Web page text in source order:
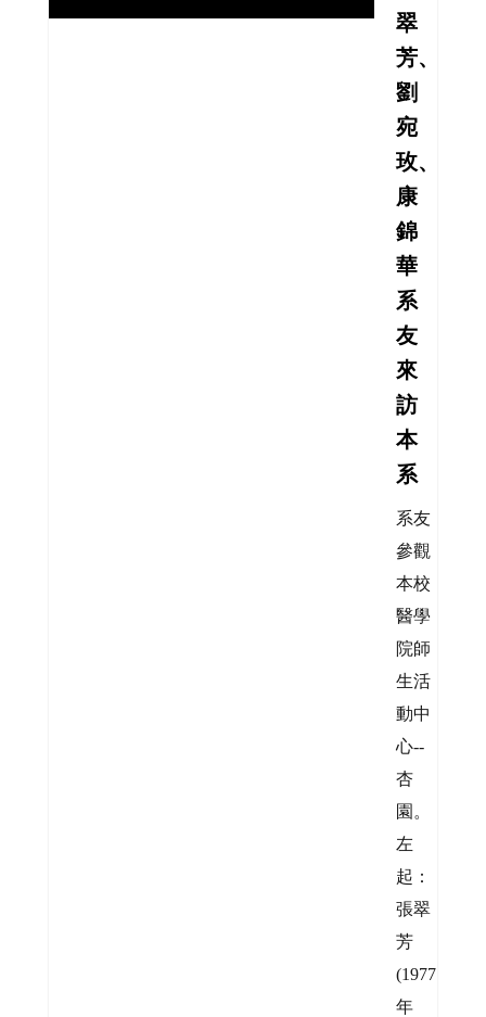
翠
芳、
劉
宛
玫、
康
錦
華
系
友
來
訪
本
系
系友
參觀
本校
醫學
院師
生活
動中
心--
杏
園。
左
起：
張翠
芳
(1977
年